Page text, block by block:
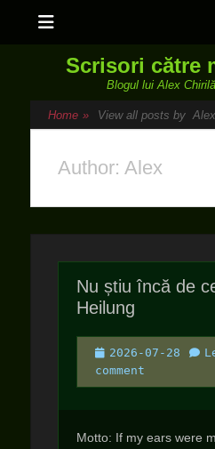
Scrisori către
Blogul lui Alex
Home » View all posts byAlex
Author: Alex
Nu știu încă de
Heilung
Posted
on
2026-07-28
comment
Motto: If my ears were